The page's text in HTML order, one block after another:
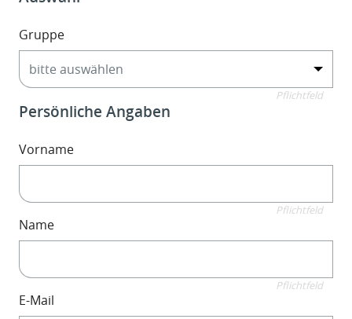
Gruppe
Pflichtfeld
Persönliche Angaben
Vorname
Pflichtfeld
Name
Pflichtfeld
E-Mail